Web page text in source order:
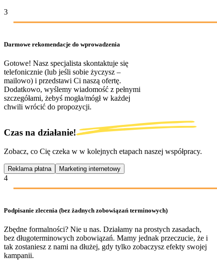
3
Darmowe rekomendacje do wprowadzenia
Gotowe! Nasz specjalista skontaktuje się
telefonicznie (lub jeśli sobie życzysz –
mailowo) i przedstawi Ci naszą ofertę.
Dodatkowo, wyślemy wiadomość z pełnymi
szczegółami, żebyś mogła/mógł w każdej
chwili wrócić do propozycji.
Czas na działanie!
Zobacz, co Cię czeka w w kolejnych etapach naszej współpracy.
Reklama płatna Marketing internetowy
4
Podpisanie zlecenia (bez żadnych zobowiązań terminowych)
Zbędne formalności? Nie u nas. Działamy na prostych zasadach,
bez długoterminowych zobowiązań. Mamy jednak przeczucie, że i
tak zostaniesz z nami na dłużej, gdy tylko zobaczysz efekty swojej
kampanii.